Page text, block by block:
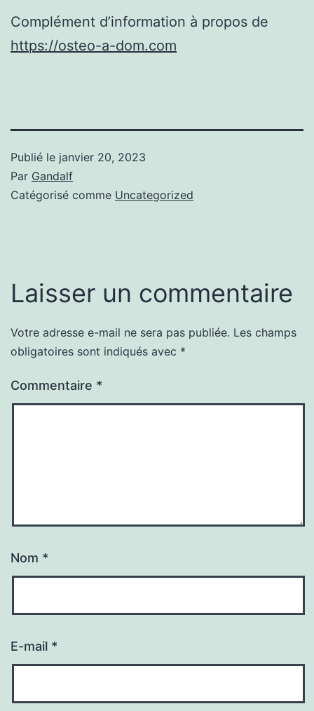
Complément d’information à propos de
https://osteo-a-dom.com
Publié le janvier 20, 2023
Par Gandalf
Catégorisé comme Uncategorized
Laisser un commentaire
Votre adresse e-mail ne sera pas publiée. Les champs
obligatoires sont indiqués avec *
Commentaire *
Nom *
E-mail *